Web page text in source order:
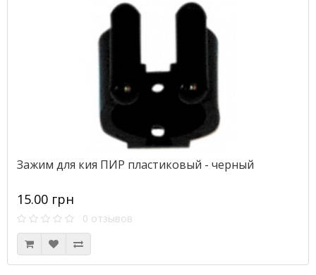
Зажим для кия ПИР пластиковый - черный
15.00 грн
0 отзывов